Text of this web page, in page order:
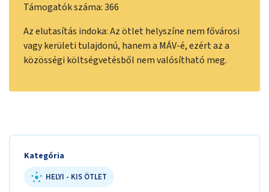
Támogatók száma: 366
Az elutasítás indoka: Az ötlet helyszíne nem fővárosi
vagy kerületi tulajdonú, hanem a MÁV-é, ezért az a
közösségi költségvetésből nem valósítható meg.
Kategória
HELYI - KIS ÖTLET